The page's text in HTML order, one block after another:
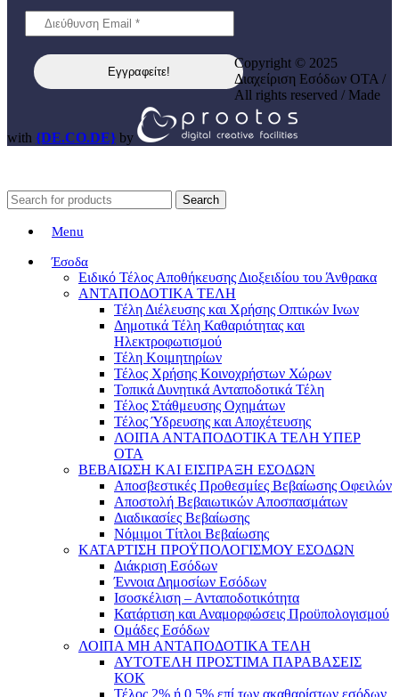
Copyright © 2025
Διαχείριση Εσόδων ΟΤΑ /
All rights reserved / Made
with {DE.CO.DE} by
Search
Menu
Έσοδα
Ειδικό Τέλος Αποθήκευσης Διοξειδίου του Άνθρακα
ΑΝΤΑΠΟΔΟΤΙΚΑ ΤΕΛΗ
Τέλη Διέλευσης και Χρήσης Οπτικών Ινων
Δημοτικά Τέλη Καθαριότητας και
Ηλεκτροφωτισμού
Τέλη Κοιμητηρίων
Τέλος Χρήσης Κοινοχρήστων Χώρων
Τοπικά Δυνητικά Ανταποδοτικά Τέλη
Τέλος Στάθμευσης Οχημάτων
Τέλος Ύδρευσης και Αποχέτευσης
ΛΟΙΠΑ ΑΝΤΑΠΟΔΟΤΙΚΑ ΤΕΛΗ ΥΠΕΡ
ΟΤΑ
ΒΕΒΑΙΩΣΗ ΚΑΙ ΕΙΣΠΡΑΞΗ ΕΣΟΔΩΝ
Αποσβεστικές Προθεσμίες Βεβαίωσης Οφειλών
Αποστολή Βεβαιωτικών Αποσπασμάτων
Διαδικασίες Βεβαίωσης
Νόμιμοι Τίτλοι Βεβαίωσης
ΚΑΤΑΡΤΙΣΗ ΠΡΟΫΠΟΛΟΓΙΣΜΟΥ ΕΣΟΔΩΝ
Διάκριση Εσόδων
Έννοια Δημοσίων Εσόδων
Ισοσκέλιση – Ανταποδοτικότητα
Κατάρτιση και Αναμορφώσεις Προϋπολογισμού
Ομάδες Εσόδων
ΛΟΙΠΑ ΜΗ ΑΝΤΑΠΟΔΟΤΙΚΑ ΤΕΛΗ
ΑΥΤΟΤΕΛΗ ΠΡΟΣΤΙΜΑ ΠΑΡΑΒΑΣΕΙΣ
ΚΟΚ
Τέλος 2% ή 0,5% επί των ακαθαρίστων εσόδων